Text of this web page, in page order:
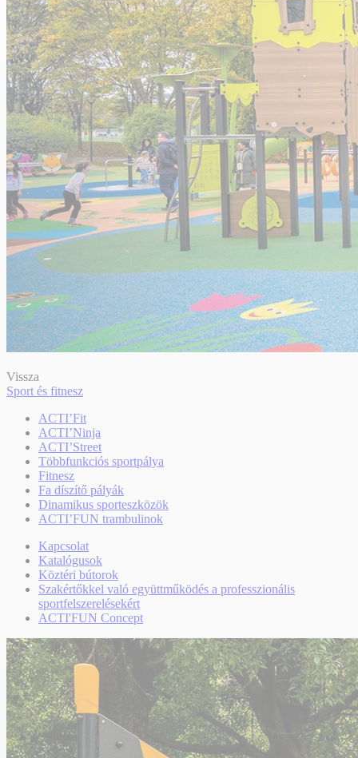
Vissza
Sport és fitnesz
ACTI’Fit
ACTI’Ninja
ACTI’Street
Többfunkciós sportpálya
Fitnesz
Fa díszítő pályák
Dinamikus sporteszközök
ACTI’FUN trambulinok
Kapcsolat
Katalógusok
Köztéri bútorok
Szakértőkkel való együttműködés a professzionális
sportfelszerelésekért
ACTI'FUN Concept